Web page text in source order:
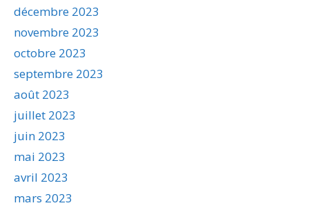
décembre 2023
novembre 2023
octobre 2023
septembre 2023
août 2023
juillet 2023
juin 2023
mai 2023
avril 2023
mars 2023